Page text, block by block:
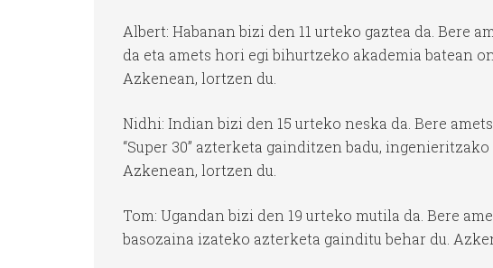
Albert: Habanan bizi den 11 urteko gaztea da. Bere
da eta amets hori egi bihurtzeko akademia batean
Azkenean, lortzen du.
Nidhi: Indian bizi den 15 urteko neska da. Bere
“Super 30” azterketa gainditzen badu,
Azkenean, lortzen du.
Tom: Ugandan bizi den 19 urteko mutila da. Bere
basozaina izateko azterketa gainditu behar du.